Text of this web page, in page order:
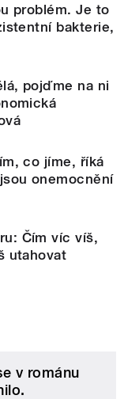
problém. Je to
bakterie,
pojďme na ni
co jíme, říká
onemocnění
Čím víc víš,
utahovat
v románu